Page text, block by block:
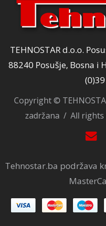
TEHNOSTAR d.o.o.
88240 Posušje, Bosna i
Copyright ©
zadržana / All rights
Tehnostar.ba podržava